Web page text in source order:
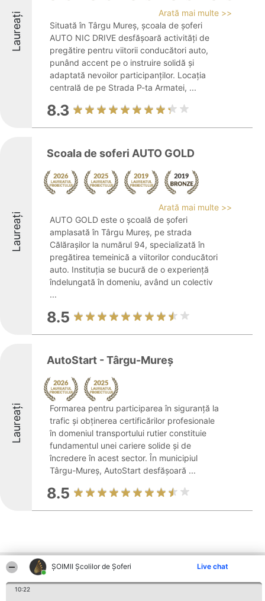
ŞOIMII Școlilor de Șoferi Live chat
10:22
Laureați
Arată mai multe >>
Situată în Târgu Mureș, școala de șoferi
AUTO NIC DRIVE desfășoară activități de
pregătire pentru viitorii conducători auto,
punând accent pe o instruire solidă și
adaptată nevoilor participanților. Locația
centrală de pe Strada P-ta Armatei, ...
8.3
Laureați
Scoala de soferi AUTO GOLD
Arată mai multe >>
AUTO GOLD este o școală de șoferi
amplasată în Târgu Mureș, pe strada
Călărașilor la numărul 94, specializată în
pregătirea temeinică a viitorilor conducători
auto. Instituția se bucură de o experiență
îndelungată în domeniu, având un colectiv
...
8.5
Laureați
AutoStart - Târgu-Mureș
Formarea pentru participarea în siguranță la
trafic și obținerea certificărilor profesionale
în domeniul transportului rutier constituie
fundamentul unei cariere solide și de
încredere în acest sector. În municipiul
Târgu-Mureș, AutoStart desfășoară ...
8.5
Alte firme din zonă